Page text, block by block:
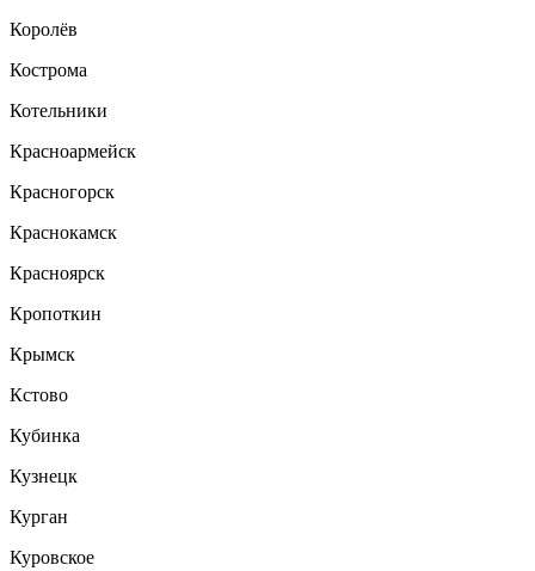
Королёв
Кострома
Котельники
Красноармейск
Красногорск
Краснокамск
Красноярск
Кропоткин
Крымск
Кстово
Кубинка
Кузнецк
Курган
Куровское